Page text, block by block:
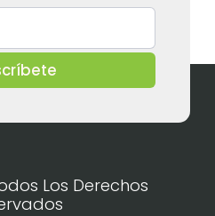
Los Derechos